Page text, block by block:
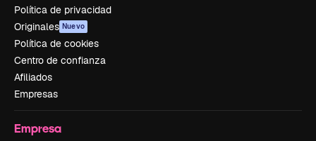
Política de privacidad
Originales Nuevo
Política de cookies
Centro de confianza
Afiliados
Empresas
Empresa